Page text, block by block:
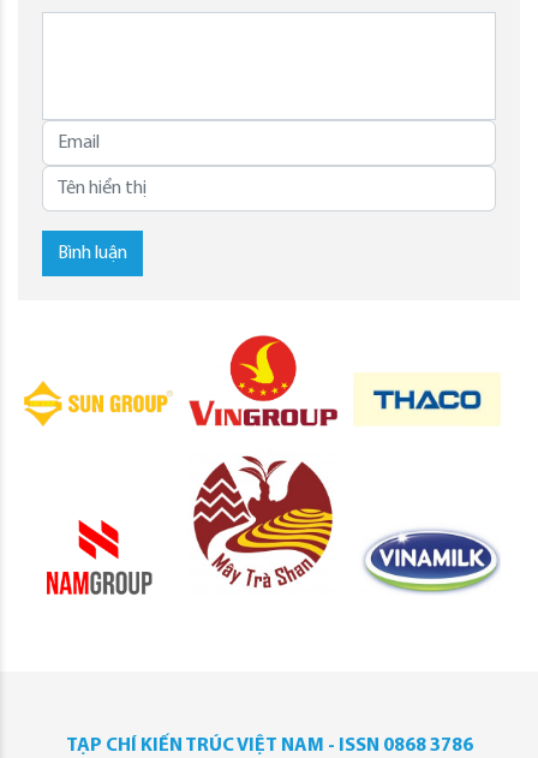
Bình luận
TẠP CHÍ KIẾN TRÚC VIỆT NAM - ISSN 0868 3786